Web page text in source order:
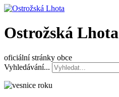
Ostrožská Lhota
oficiální stránky obce
Vyhledávání...